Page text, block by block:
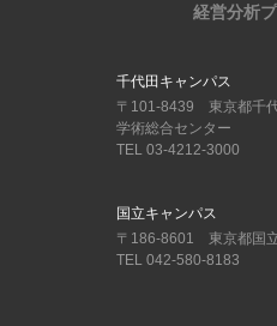
経営分析
千代田キャンパス
〒101-8439 東京都千
学術総合センター
TEL 03-4212-3000
国立キャンパス
〒186-8601 東京都国
TEL 042-580-8183